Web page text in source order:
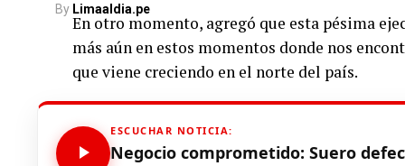
En otro momento, agregó que esta pésima
más aún en estos momentos donde nos
que viene creciendo en el norte del país.
General de la República para emitir un
By Limaaldia.pe
ESCUCHAR NOTICIA:
Negocio comprometido: Suero